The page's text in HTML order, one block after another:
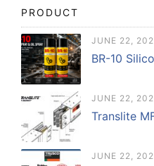
PRODUCT
JUNE 22,
BR-10
JUNE 22,
Translite
JUNE 22,